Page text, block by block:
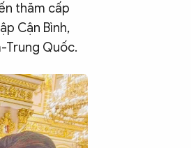
thăm cấp
Cận Bình,
Trung Quốc.